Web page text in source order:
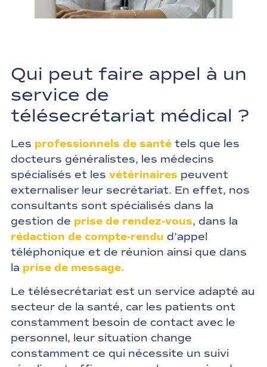
Qui peut faire appel à un
service de
télésecrétariat médical ?
Les professionnels de santétels que les
docteurs généralistes, les médecins
spécialisés et les vétérinaires peuvent
externaliser leur secrétariat. En effet, nos
consultants sont spécialisés dans la
gestion de prise de rendez-vous, dans la
rédaction de compte-rendu d’appel
téléphonique et de réunion ainsi que dans
la prise de message.
Le télésecrétariat est un service adapté au
secteur de la santé, car les patients ont
constamment besoin de contact avec le
personnel, leur situation change
constamment ce qui nécessite un suivi